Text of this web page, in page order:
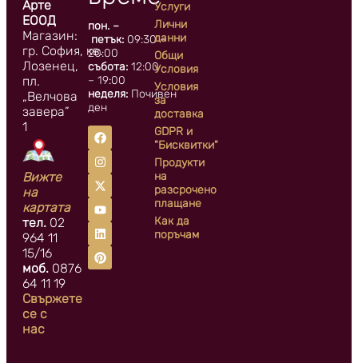
Арте
ЕООД
Магазин:
гр. София, кв.
Лозенец,
пл.
„Велчова
завера”
1
Вижте
на
картата
тел. 02
964 11
15/16
моб. 0876
64 11 19
Свържете
се с
нас
пон. –
петък: 09:30 –
20:00
събота: 12:00
– 19:00
неделя: Почивен
ден
Услуги
Лични
данни
Общи
Условия
Условия
за
доставка
GDPR и
"Бисквитки"
Продукти
на
разсрочено
плащане
Как да
поръчам